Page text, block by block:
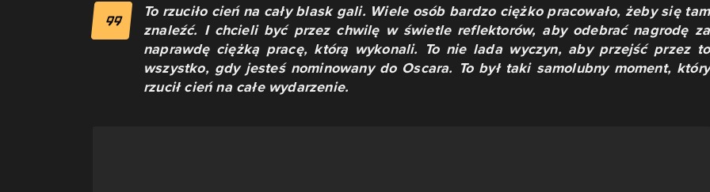
To rzuciło cień na cały blask gali. Wiele osób bardzo ciężko pracowało, żeby się tam
znaleźć. I chcieli być przez chwilę w świetle reflektorów, aby odebrać nagrodę za
naprawdę ciężką pracę, którą wykonali. To nie lada wyczyn, aby przejść przez to
wszystko, gdy jesteś nominowany do Oscara. To był taki samolubny moment, który
rzucił cień na całe wydarzenie.